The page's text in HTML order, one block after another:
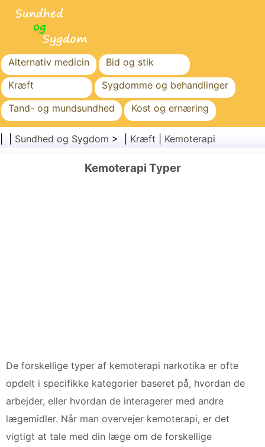
Alternativ medicin
Bid og stik
Kræft
Sygdomme og behandlinger
Tand- og mundsundhed
Kost og ernæring
Familiesundhed
Sundhedssektoren
Sundhed
Sundhed og Sygdom > | Kræft Kemoterapi
Kemoterapi Typer
De forskellige typer af kemoterapi narkotika er ofte
opdelt i specifikke kategorier baseret på, hvordan de
arbejder, eller hvordan de interagerer med andre
lægemidler. Når man overvejer kemoterapi, er det
vigtigt at tale med din læge om de forskellige